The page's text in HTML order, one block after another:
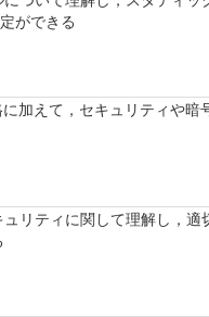
ができる
加えて，セキュリティや暗
リティに関して理解し，適